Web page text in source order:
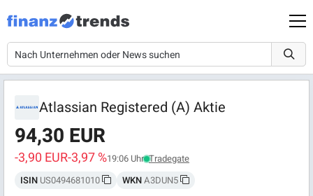
Atlassian Registered (A) Aktie
94,30 EUR
-3,90 EUR-3,97 %19:06 Uhr Tradegate
ISIN US0494681010 WKNA3DUN5